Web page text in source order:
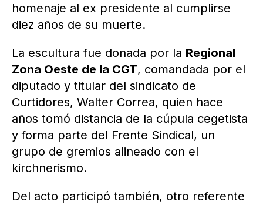
homenaje al ex presidente al cumplirse
diez años de su muerte.
La escultura fue donada por la Regional
Zona Oeste de la CGT, comandada por el
diputado y titular del sindicato de
Curtidores, Walter Correa, quien hace
años tomó distancia de la cúpula cegetista
y forma parte del Frente Sindical, un
grupo de gremios alineado con el
kirchnerismo.
Del acto participó también, otro referente